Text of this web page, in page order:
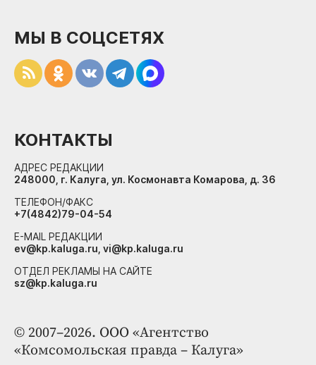
© 2007–2026. ООО «Агентство
«Комсомольская правда – Калуга»
МЫ В СОЦСЕТЯХ
КОНТАКТЫ
АДРЕС РЕДАКЦИИ
248000, г. Калуга, ул. Космонавта Комарова, д. 36
ТЕЛЕФОН/ФАКС
+7(4842)79-04-54
E-MAIL РЕДАКЦИИ
ev@kp.kaluga.ru, vi@kp.kaluga.ru
ОТДЕЛ РЕКЛАМЫ НА САЙТЕ
sz@kp.kaluga.ru